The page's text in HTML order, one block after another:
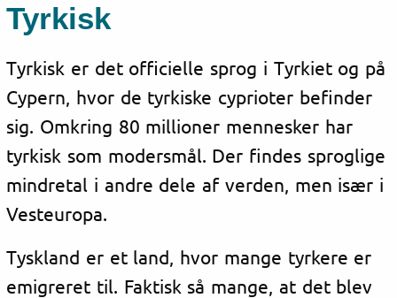
Tyrkisk
Tyrkisk er det officielle sprog i Tyrkiet og på
Cypern, hvor de tyrkiske cyprioter befinder
sig. Omkring 80 millioner mennesker har
tyrkisk som modersmål. Der findes sproglige
mindretal i andre dele af verden, men især i
Vesteuropa.
Tyskland er et land, hvor mange tyrkere er
emigreret til. Faktisk så mange, at det blev